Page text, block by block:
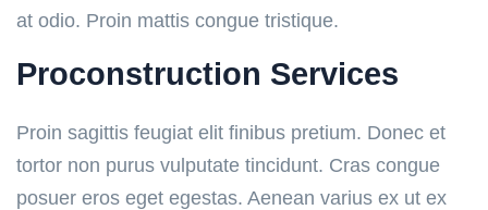
at odio. Proin mattis congue tristique.
Proconstruction Services
Proin sagittis feugiat elit finibus pretium. Donec et
tortor non purus vulputate tincidunt. Cras congue
posuer eros eget egestas. Aenean varius ex ut ex